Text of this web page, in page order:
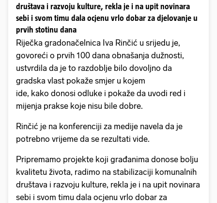
društava i razvoju kulture, rekla je i na upit novinara
sebi i svom timu dala ocjenu vrlo dobar za djelovanje u
prvih stotinu dana
Riječka gradonačelnica Iva Rinčić u srijedu je,
govoreći o prvih 100 dana obnašanja dužnosti,
ustvrdila da je to razdoblje bilo dovoljno da
gradska vlast pokaže smjer u kojem
ide, kako donosi odluke i pokaže da uvodi red i
mijenja prakse koje nisu bile dobre.
Rinčić je na konferenciji za medije navela da je
potrebno vrijeme da se rezultati vide.
Pripremamo projekte koji građanima donose bolju
kvalitetu života, radimo na stabilizaciji komunalnih
društava i razvoju kulture, rekla je i na upit novinara
sebi i svom timu dala ocjenu vrlo dobar za